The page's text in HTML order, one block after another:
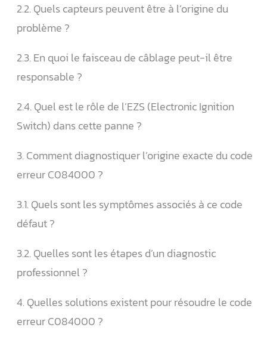
2.2. Quels capteurs peuvent être à l’origine du
problème ?
2.3. En quoi le faisceau de câblage peut-il être
responsable ?
2.4. Quel est le rôle de l’EZS (Electronic Ignition
Switch) dans cette panne ?
3. Comment diagnostiquer l’origine exacte du code
erreur C084000 ?
3.1. Quels sont les symptômes associés à ce code
défaut ?
3.2. Quelles sont les étapes d’un diagnostic
professionnel ?
4. Quelles solutions existent pour résoudre le code
erreur C084000 ?